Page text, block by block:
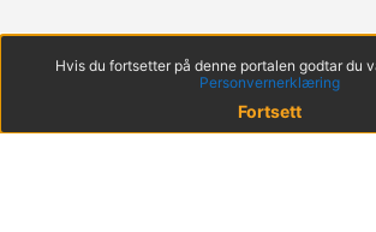
Hvis du fortsetter på denne portalen godtar du
Personvernerklæring
Fortsett